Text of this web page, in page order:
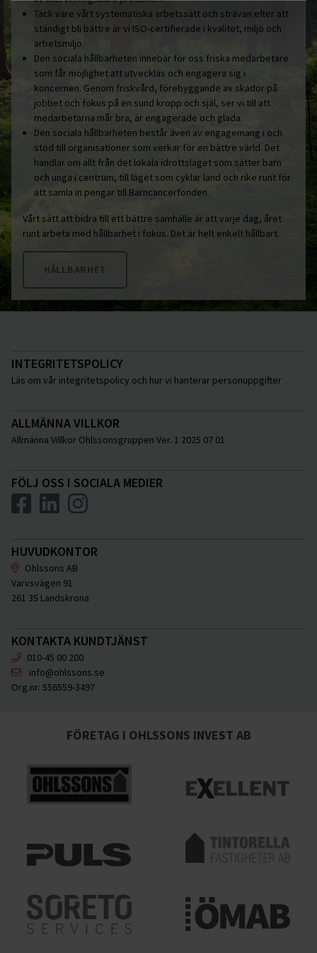
Sjöbo
Skara
Staffanstorp
Surahammar
Svalöv
Svedala
Tomelilla
Upplands-Bro
Vara
Varberg
Vellinge
Västerås
Örkelljunga
Katrineholm
Flen
Tack vare vårt systematiska arbetssätt och strävan efter att
ständigt bli bättre är vi ISO-certifierade i kvalitet, miljö och
arbetsmiljö.
Den sociala hållbarheten innebär för oss friska medarbetare
som får möjlighet att utvecklas och engagera sig i
koncernen. Genom friskvård, förebyggande av skador på
jobbet och fokus på en sund kropp och själ, ser vi till att
medarbetarna mår bra, är engagerade och glada.
Den sociala hållbarheten består även av engagemang i och
stöd till organisationer som verkar för en bättre värld. Det
handlar om allt från det lokala idrottslaget som sätter barn
och unga i centrum, till laget som cyklar land och rike runt för
att samla in pengar till Barncancerfonden.
Vårt sätt att bidra till ett bättre samhälle är att varje dag, året
runt arbeta med hållbarhet i fokus. Det är helt enkelt hållbart.
HÅLLBARHET
INTEGRITETSPOLICY
Läs om vår integritetspolicy och hur vi hanterar personuppgifter
ALLMÄNNA VILLKOR
Allmänna Villkor Ohlssonsgruppen Ver. 1 2025 07 01
FÖLJ OSS I SOCIALA MEDIER
HUVUDKONTOR
Ohlssons AB
Varvsvägen 91
261 35 Landskrona
KONTAKTA KUNDTJÄNST
010-45 00 200
info@ohlssons.se
Org.nr: 556559-3497
FÖRETAG I OHLSSONS INVEST AB